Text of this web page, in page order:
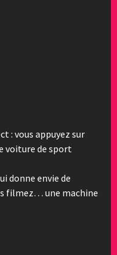
: vous appuyez sur
voiture de sport
donne envie de
filmez… une machine